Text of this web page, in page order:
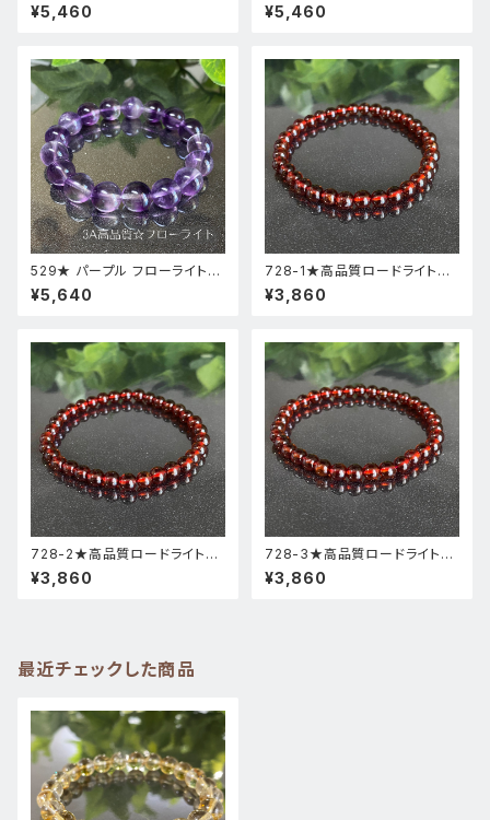
品質・高透明度】天然石パワース
トーンブレスレット新品
¥5,460
品質・高透明度】天然石パワース
トーンブレスレット新品
¥5,460
529★ パープル フローライト【
高品質 ・ 高透明度 】天然石 パ
ワーストーン ブレスレット 新品
¥5,640
728-1★高品質ロードライトガ
ーネット★天然石ブレスレットパ
ワーストーン新品
¥3,860
728-2★高品質ロードライトガ
ーネット★天然石ブレスレットパ
ワーストーン新品
¥3,860
728-3★高品質ロードライトガ
ーネット★天然石ブレスレットパ
ワーストーン新品
¥3,860
最近チェックした商品